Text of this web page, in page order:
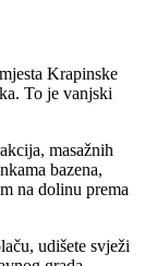
Krapinske
To je vanjski
masažnih
bazena,
na dolinu prema
udišete svježi